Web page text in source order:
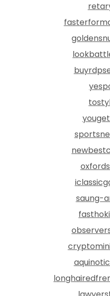
saung-